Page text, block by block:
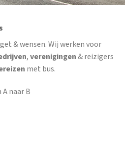
& wensen. Wij werken voor
,verenigingen& reizigers
met bus.
naar B